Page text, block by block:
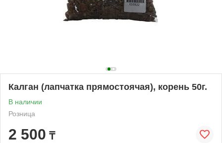
Калган (лапчатка прямостоячая), корень 50г.
В наличии
Розница
2 500 ₸